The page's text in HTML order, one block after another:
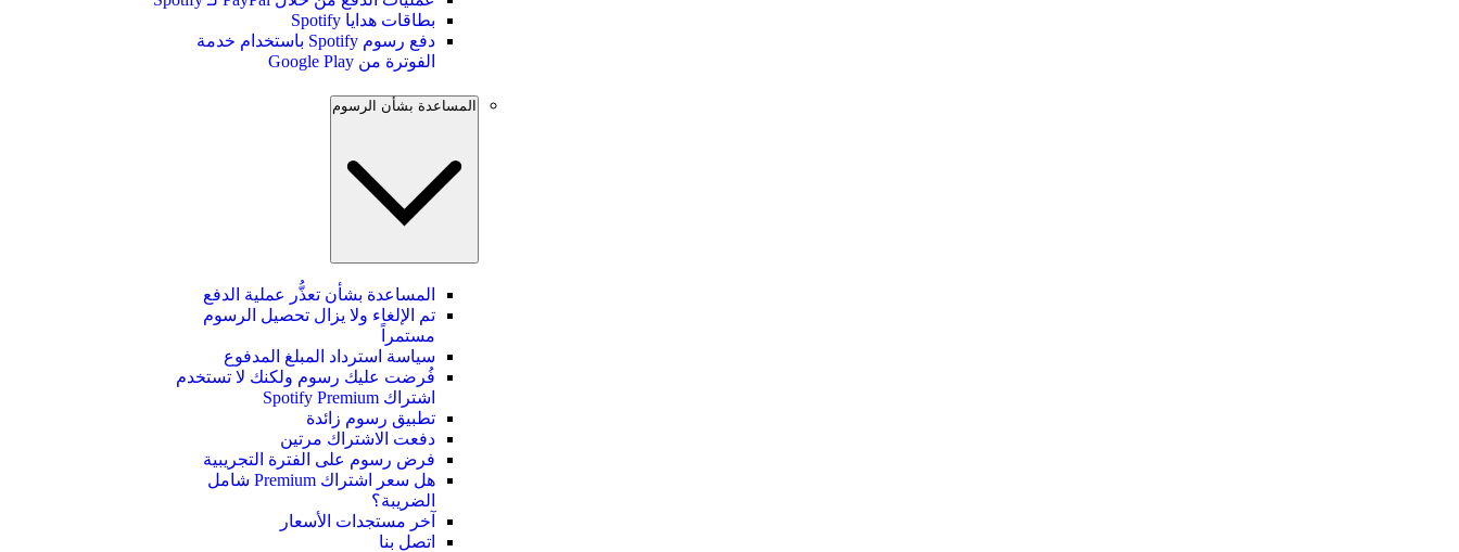
بطاقات هدايا Spotify
دفع رسوم Spotify باستخدام خدمة
الفوترة من Google Play
المساعدة بشأن الرسوم
المساعدة بشأن تعذُّر عملية الدفع
تم الإلغاء ولا يزال تحصيل الرسوم
مستمراً
سياسة استرداد المبلغ المدفوع
فُرضت عليك رسوم ولكنك لا تستخدم
اشتراك Spotify Premium
تطبيق رسوم زائدة
دفعت الاشتراك مرتين
فرض رسوم على الفترة التجريبية
هل سعر اشتراك Premium شامل
الضريبة؟
آخر مستجدات الأسعار
اتصل بنا